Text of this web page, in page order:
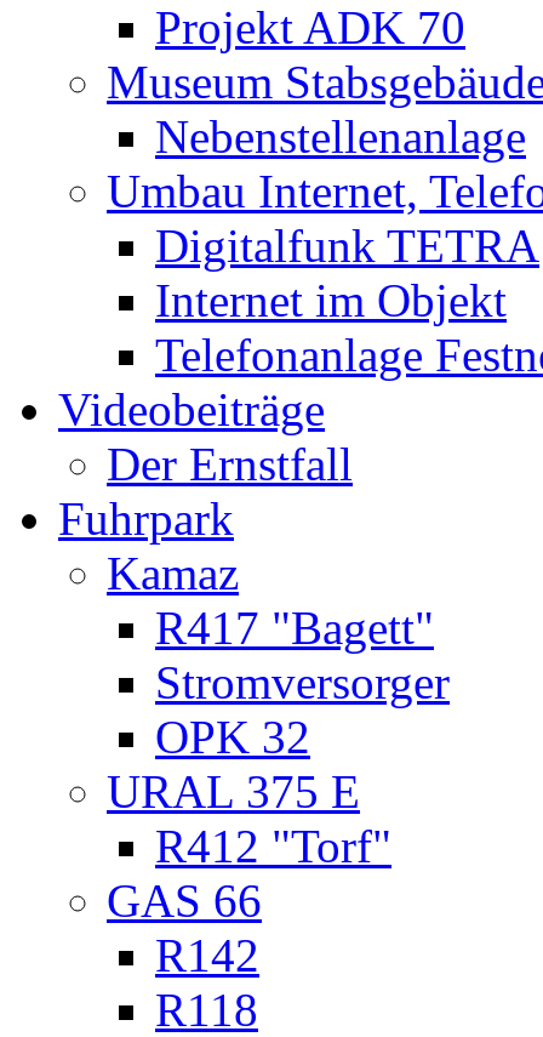
Projekt ADK 70
Museum
Nebenstellenanlage
Umbau Internet,
Digitalfunk TETRA
Internet im Objekt
Telefonanlage
Videobeiträge
Der Ernstfall
Fuhrpark
Kamaz
R417 "Bagett"
Stromversorger
OPK 32
URAL 375 E
R412 "Torf"
GAS 66
R142
R118